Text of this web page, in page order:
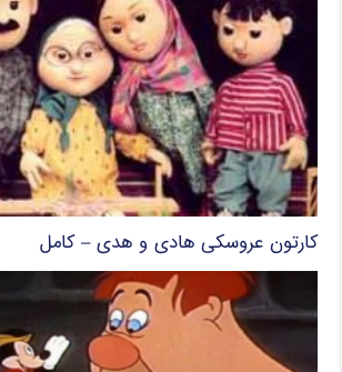
کارتون عروسکی هادی و هدی – کامل